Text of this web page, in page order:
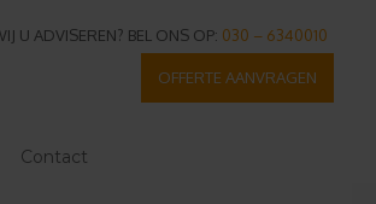
U ADVISEREN? BEL ONS OP: 030 – 6340010
OFFERTE AANVRAGEN
Contact